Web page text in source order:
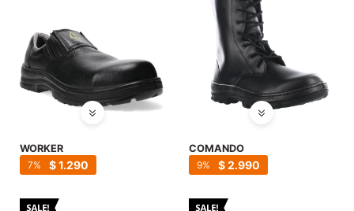
WORKER
$1.290
7
COMANDO
$2.990
9